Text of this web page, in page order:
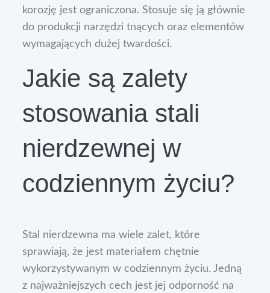
korozję jest ograniczona. Stosuje się ją głównie
do produkcji narzędzi tnących oraz elementów
wymagających dużej twardości.
Jakie są zalety
stosowania stali
nierdzewnej w
codziennym życiu?
Stal nierdzewna ma wiele zalet, które
sprawiają, że jest materiałem chętnie
wykorzystywanym w codziennym życiu. Jedną
z najważniejszych cech jest jej odporność na